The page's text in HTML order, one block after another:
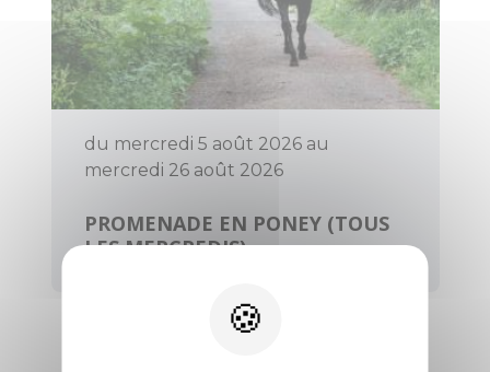
du mercredi 5 août 2026 au
mercredi 26 août 2026
PROMENADE EN PONEY (TOUS
LES MERCREDIS)
Évellys